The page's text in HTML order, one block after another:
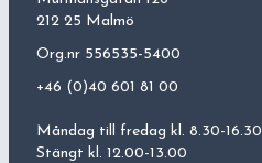
212 25 Malmö
Org.nr 556535-5400
+46 (0)40 601 81 00
Måndag till fredag kl. 8.30-16.30
Stängt kl. 12.00-13.00